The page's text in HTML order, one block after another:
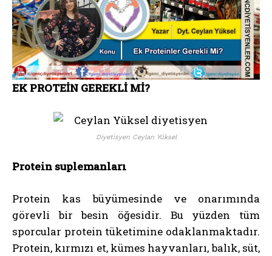
EK PROTEİN GEREKLİ Mİ?
Diyetisyen Ceylan Yüksel
Protein suplemanları
Protein kas büyümesinde ve onarımında
görevli bir besin öğesidir. Bu yüzden tüm
sporcular protein tüketimine odaklanmaktadır.
Protein, kırmızı et, kümes hayvanları, balık, süt,